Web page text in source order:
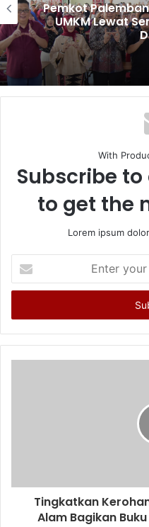
Pemkot
UMKM Lewat
With
Subscribe
to get the
Lorem ipsum
your
Email
Tingkatkan
Alam Bagikan